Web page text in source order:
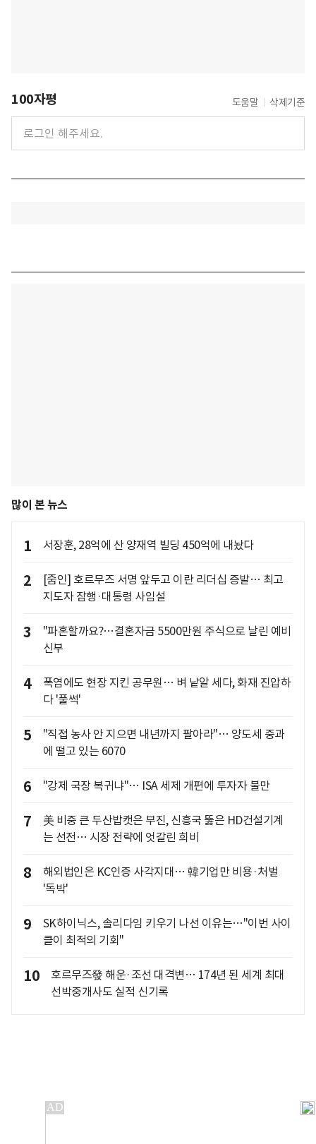
100자평 도움말 삭제기준
많이 본 뉴스
1 서장훈, 28억에 산 양재역 빌딩 450억에 내놨다
2
[줌인] 호르무즈 서명 앞두고 이란 리더십 증발… 최고
지도자 잠행·대통령 사임설
3
"파혼할까요?…결혼자금 5500만원 주식으로 날린 예비
신부
4
폭염에도 현장 지킨 공무원… 벼 낱알 세다, 화재 진압하
다 '풀썩'
5
"직접 농사 안 지으면 내년까지 팔아라"… 양도세 중과
에 떨고 있는 6070
6 "강제 국장 복귀냐"… ISA 세제 개편에 투자자 불만
7
美 비중 큰 두산밥캣은 부진, 신흥국 뚫은 HD건설기계
는 선전… 시장 전략에 엇갈린 희비
8
해외법인은 KC인증 사각지대… 韓기업만 비용·처벌
'독박'
9
SK하이닉스, 솔리다임 키우기 나선 이유는…"이번 사이
클이 최적의 기회"
10
호르무즈發 해운·조선 대격변… 174년 된 세계 최대
선박중개사도 실적 신기록